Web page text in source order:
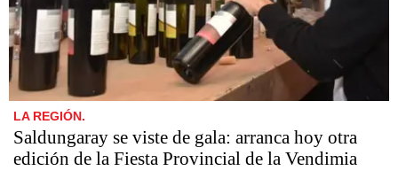
LA REGIÓN.
Saldungaray se viste de gala: arranca hoy otra
edición de la Fiesta Provincial de la Vendimia